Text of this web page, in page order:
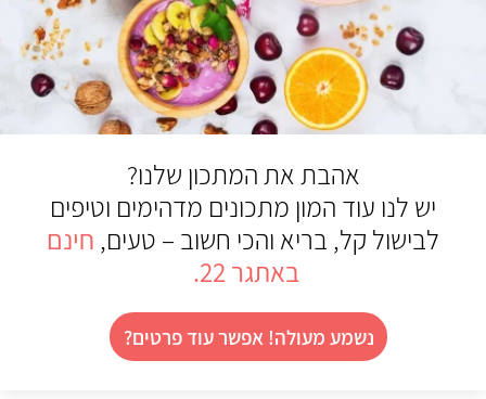
אהבת את המתכון שלנו?
יש לנו עוד המון מתכונים מדהימים וטיפים
לבישול קל, בריא והכי חשוב – טעים, חינם
באתגר 22
.
נשמע מעולה! אפשר עוד פרטים?